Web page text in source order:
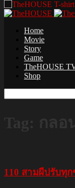
Home
Movie
Story
Game
TheHOUSE
Shop
110 สามผีปรับทุก